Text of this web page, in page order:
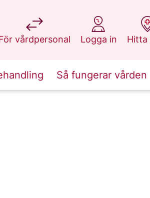
vårdpersonal
på 1177.se
Logga in
på 1177.se
Hitta
på
Så fungerar vården